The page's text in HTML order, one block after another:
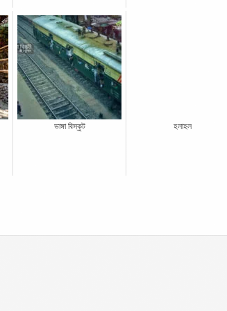
ভাঙ্গা বিস্কুট হলাহল